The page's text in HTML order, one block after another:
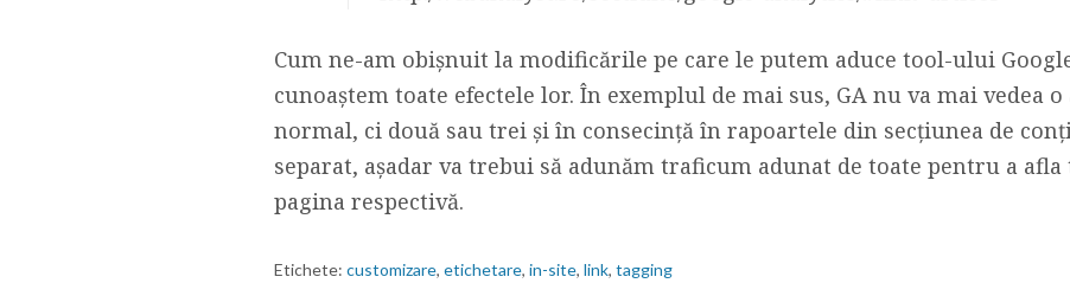
Cum ne-am obișnuit la modificările pe care le putem aduce tool-ului
cunoaștem toate efectele lor. În exemplul de mai sus, GA nu va mai vedea
normal, ci două sau trei și în consecință în rapoartele din secțiunea de
separat, așadar va trebui să adunăm traficum adunat de toate pentru a
pagina respectivă.
Etichete: customizare, etichetare, in-site, link, tagging